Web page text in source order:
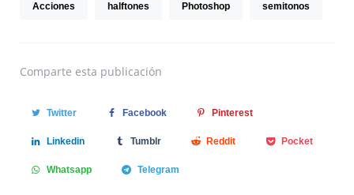
Acciones halftones Photoshop semitonos
Comparte esta publicación
Twitter Facebook Pinterest
Linkedin Tumblr Reddit Pocket
Whatsapp Telegram